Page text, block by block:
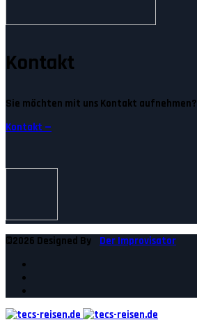
Kontakt
Sie möchten mit uns Kontakt aufnehmen?
Kontakt —
©2026 Designed By Der Improvisator